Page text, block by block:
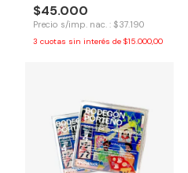
$45.000
Precio s/imp. nac. : $37.190
3 cuotas sin interés de $15.000,00